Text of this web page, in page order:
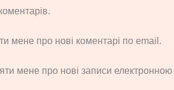
мене про нові коментарі по email.
мене про нові записи